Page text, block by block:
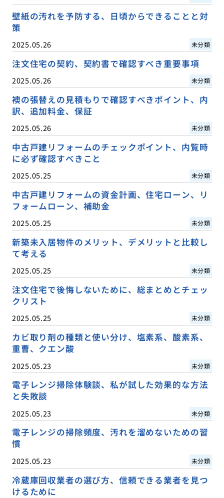
壁紙の汚れを予防する、日頃からできることと対
策
2025.05.26 未分類
注文住宅の契約、契約書で確認すべき重要事項
2025.05.26 未分類
襖の張替えの見積もりで確認すべきポイント、内
訳、追加料金、保証
2025.05.26 未分類
中古戸建リフォームのチェックポイント、内覧時
に必ず確認すべきこと
2025.05.25 未分類
中古戸建リフォームの資金計画、住宅ローン、リ
フォームローン、補助金
2025.05.25 未分類
新築未入居物件のメリット、デメリットと比較し
て考える
2025.05.25 未分類
注文住宅で後悔しないために、総まとめとチェッ
クリスト
2025.05.25 未分類
カビ取り剤の種類と使い分け、塩素系、酸素系、
重曹、クエン酸
2025.05.23 未分類
電子レンジ掃除体験談、私が試した効果的な方法
と失敗談
2025.05.23 未分類
電子レンジの掃除頻度、汚れを溜めないための習
慣
2025.05.23 未分類
冷蔵庫回収業者の選び方、信頼できる業者を見つ
けるために